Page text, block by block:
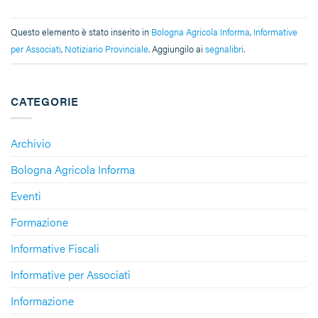
CATEGORIE
Archivio
Bologna Agricola Informa
Eventi
Formazione
Informative Fiscali
Informative per Associati
Informazione
Questo elemento è stato inserito in Bologna Agricola Informa, Informative
per Associati, Notiziario Provinciale. Aggiungilo ai segnalibri.